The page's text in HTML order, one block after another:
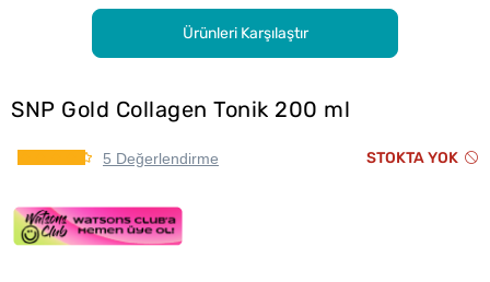
Ürünleri Karşılaştır
SNP Gold Collagen Tonik 200 ml
5 Değerlendirme STOKTA YOK